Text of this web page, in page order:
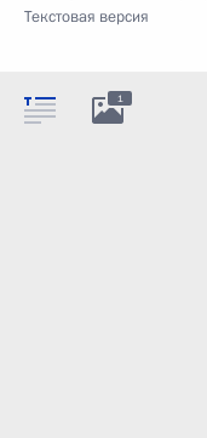
Текстовая версия
1